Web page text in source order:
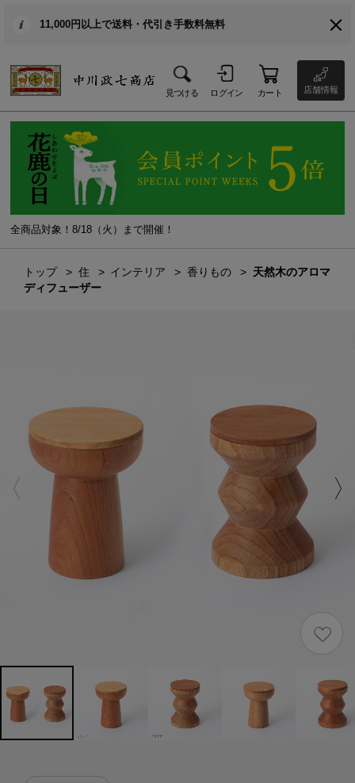
11,000円以上で送料・代引き手数料無料
見つける ログイン カート 店舗情報
全商品対象！8/18（火）まで開催！
トップ 住 インテリア 香りもの
天然木のアロマ
ディフューザー